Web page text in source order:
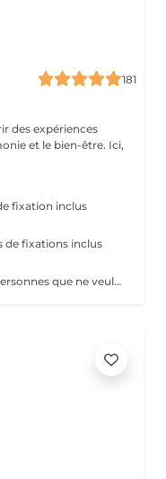
181
des expériences
et le bien-être. Ici,
fixation inclus
de fixations inclus
A noter que la séchage c'est pour les personnes que ne veulent pas faire le brushing. C'est simplement pour en enlever l'excès de l'eau du cheveux!